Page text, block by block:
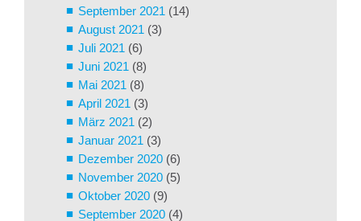
September 2021 (14)
August 2021 (3)
Juli 2021 (6)
Juni 2021 (8)
Mai 2021 (8)
April 2021 (3)
März 2021 (2)
Januar 2021 (3)
Dezember 2020 (6)
November 2020 (5)
Oktober 2020 (9)
September 2020 (4)